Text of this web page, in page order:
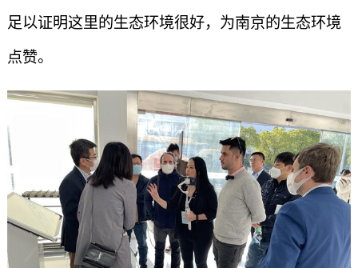
足以证明这里的生态环境很好，为南京的生态环境
点赞。